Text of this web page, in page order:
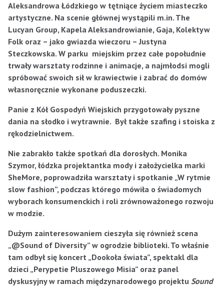
Aleksandrowa Łódzkiego w tętniące życiem miasteczko
artystyczne. Na scenie głównej wystąpili m.in. The
Lucyan Group, Kapela Aleksandrowianie, Gaja, Kolektyw
Folk oraz – jako gwiazda wieczoru – Justyna
Steczkowska. W parku miejskim przez całe popołudnie
trwały warsztaty rodzinne i animacje, a najmłodsi mogli
spróbować swoich sił w krawiectwie i zabrać do domów
własnoręcznie wykonane poduszeczki.
Panie z Kół Gospodyń Wiejskich przygotowały pyszne
dania na słodko i wytrawnie. Był także szafing i stoiska z
rękodzielnictwem.
Nie zabrakło także spotkań dla dorosłych. Monika
Szymor, łódzka projektantka mody i założycielka marki
SheMore, poprowadziła warsztaty i spotkanie „W rytmie
slow fashion”, podczas którego mówiła o świadomych
wyborach konsumenckich i roli zrównoważonego rozwoju
w modzie.
Dużym zainteresowaniem cieszyła się również scena
„@Sound of Diversity” w ogrodzie biblioteki. To właśnie
tam odbył się koncert „Dookoła świata”, spektakl dla
dzieci „Perypetie Pluszowego Misia” oraz panel
dyskusyjny w ramach międzynarodowego projektu Sound